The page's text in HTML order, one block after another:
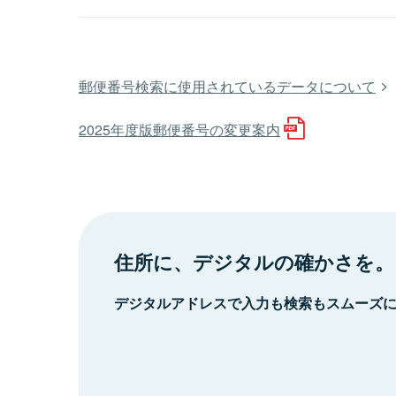
郵便番号検索に使用されているデータについて
2025年度版郵便番号の変更案内
住所に、デジタルの確かさを。
デジタルアドレスで入力も検索もスムーズ